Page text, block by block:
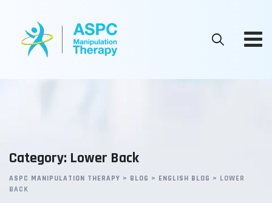
content
Category: Lower Back
ASPC MANIPULATION THERAPY > BLOG > ENGLISH BLOG > LOWER
BACK